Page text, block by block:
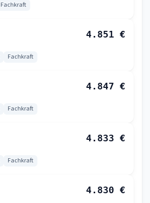
Fachkraft
4.851 €
Fachkraft
4.847 €
Fachkraft
4.833 €
Fachkraft
4.830 €